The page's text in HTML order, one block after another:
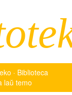
· Biblioteca
laŭ temo